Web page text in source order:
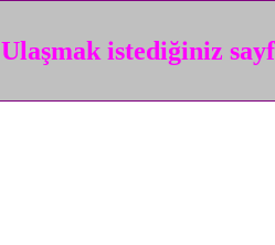
Ulaşmak istediğiniz